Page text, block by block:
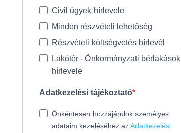
Civil ügyek hírlevele
Minden részvételi lehetőség
Részvételi költségvetés hírlevél
Lakótér - Önkormányzati bérlakások
hírlevele
Adatkezelési tájékoztató
Önkéntesen hozzájárulok személyes
adataim kezeléséhez azAdatkezelési